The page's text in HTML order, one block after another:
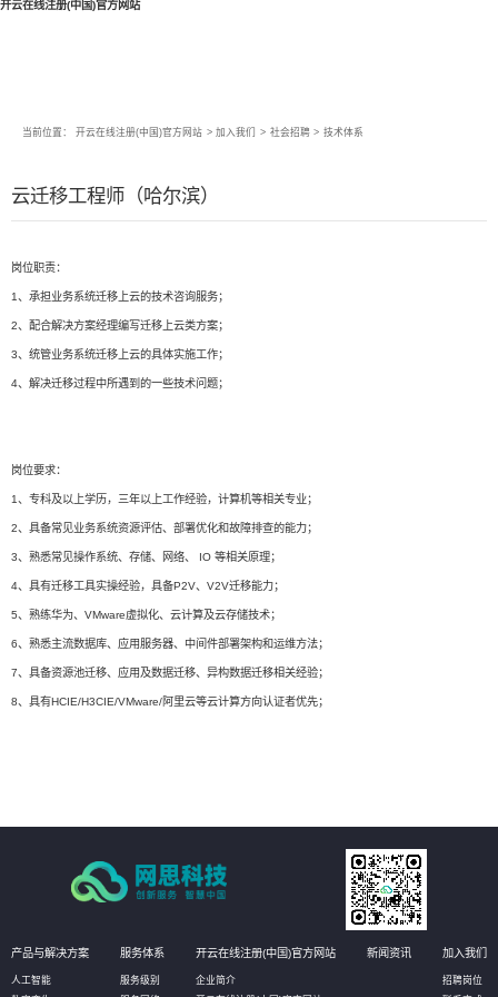
开云在线注册(中国)官方网站
当前位置： 开云在线注册(中国)官方网站 > 加入我们 > 社会招聘 > 技术体系
云迁移工程师（哈尔滨）
岗位职责：
1、承担业务系统迁移上云的技术咨询服务；
2、配合解决方案经理编写迁移上云类方案；
3、统管业务系统迁移上云的具体实施工作；
4、解决迁移过程中所遇到的一些技术问题；
岗位要求：
1、专科及以上学历，三年以上工作经验，计算机等相关专业；
2、具备常见业务系统资源评估、部署优化和故障排查的能力；
3、熟悉常见操作系统、存储、网络、 IO 等相关原理；
4、具有迁移工具实操经验，具备P2V、V2V迁移能力；
5、熟练华为、VMware虚拟化、云计算及云存储技术；
6、熟悉主流数据库、应用服务器、中间件部署架构和运维方法；
7、具备资源池迁移、应用及数据迁移、异构数据迁移相关经验；
8、具有HCIE/H3CIE/VMware/阿里云等云计算方向认证者优先；
产品与解决方案
人工智能
服务体系
服务级别
开云在线注册(中国)官方网站
企业简介
新闻资讯 加入我们
招聘岗位